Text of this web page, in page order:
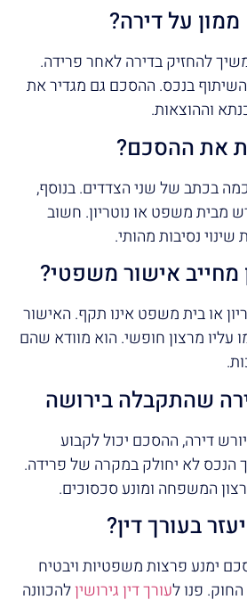
על דירה?
להחזיק בדירה לאחר פרידה.
בנכס. ההסכם גם מגדיר את
וההוצאות.
את ההסכם?
בכתב של שני הצדדים. בנוסף,
מבית משפט או נוטריון. חשוב
נסיבות מהותי.
מחייב אישור משפטי?
או בית משפט אינו תקף. האישור
מרצון חופשי. הוא מוודא שהם
שהתקבלה בירושה
דירה, ההסכם יכול לקבוע
הנכס לא יחולק במקרה של פרידה.
המשפחה ומונע סכסוכים.
בעורך דין?
ימנע פרצות משפטיות ויבטיח
פנו לעורך דין גירושיןלהכוונה